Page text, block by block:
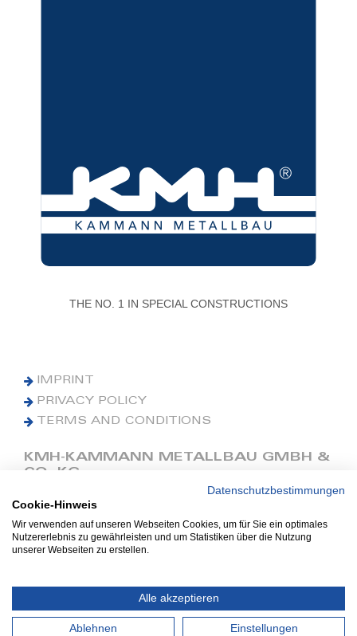
THE NO. 1 IN SPECIAL CONSTRUCTIONS
IMPRINT
PRIVACY POLICY
TERMS AND CONDITIONS
KMH-KAMMANN METALLBAU GMBH &
CO. KG
Phone: +49 (0) 42 41 9390 0
Fax: +49 (0) 42 41 9390 90
E-Mail: office@kmh.net
Industriestraße 13
Datenschutzbestimmungen
Cookie-Hinweis
Wir verwenden auf unseren Webseiten Cookies, um für Sie ein optimales
Nutzererlebnis zu gewährleisten und um Statistiken über die Nutzung
unserer Webseiten zu erstellen.
Alle akzeptieren
Ablehnen Einstellungen